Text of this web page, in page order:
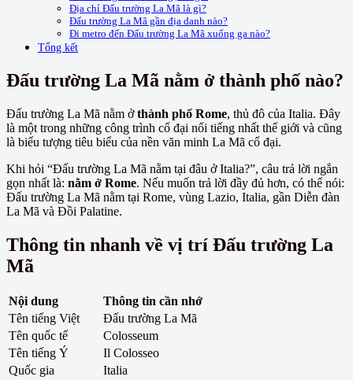
Địa chỉ Đấu trường La Mã là gì?
Đấu trường La Mã gần địa danh nào?
Đi metro đến Đấu trường La Mã xuống ga nào?
Tổng kết
Đấu trường La Mã nằm ở thành phố nào?
Đấu trường La Mã nằm ởthành phố Rome, thủ đô của Italia. Đây
là một trong những công trình cổ đại nổi tiếng nhất thế giới và cũng
là biểu tượng tiêu biểu của nền văn minh La Mã cổ đại.
Khi hỏi “Đấu trường La Mã nằm tại đâu ở Italia?”, câu trả lời ngắn
gọn nhất là: nằm ở Rome. Nếu muốn trả lời đầy đủ hơn, có thể nói:
Đấu trường La Mã nằm tại Rome, vùng Lazio, Italia, gần Diễn đàn
La Mã và Đồi Palatine.
Thông tin nhanh về vị trí Đấu trường La
Mã
Nội dung
Thông tin cần nhớ
Tên tiếng Việt
Đấu trường La Mã
Tên quốc tế
Colosseum
Tên tiếng Ý
Il Colosseo
Quốc gia
Italia